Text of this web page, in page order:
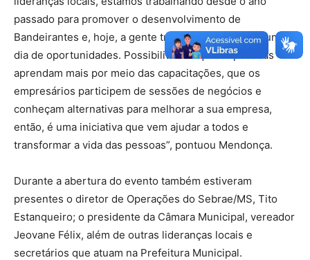
passado para promover o desenvolvimento de
Bandeirantes e, hoje, a gente traz para o município um
dia de oportunidades. Possibilitamos que as pessoas
aprendam mais por meio das capacitações, que os
empresários participem de sessões de negócios e
conheçam alternativas para melhorar a sua empresa,
então, é uma iniciativa que vem ajudar a todos e
transformar a vida das pessoas”, pontuou Mendonça.
Durante a abertura do evento também estiveram
presentes o diretor de Operações do Sebrae/MS, Tito
Estanqueiro; o presidente da Câmara Municipal, vereador
Jeovane Félix, além de outras lideranças locais e
secretários que atuam na Prefeitura Municipal.